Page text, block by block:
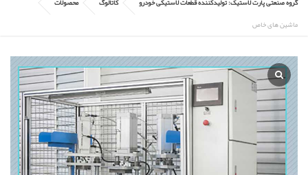
گروه صنعتی پارت لاستیک: تولیدکننده قطعات لاستیکی خودرو کاتالوگ
محصولات
ماشین های خاص